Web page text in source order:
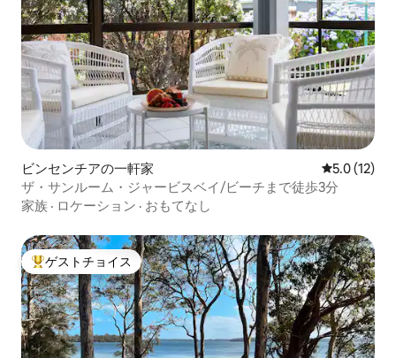
ビンセンチアの一軒家 レビュー12
5.0 (12)
ザ・サンルーム・ジャービスベイ/ビーチまで徒歩3分
家族 · ロケーション · おもてなし
大好評のゲストチョイスです。
ゲストチョイス